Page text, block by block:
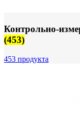
Контрольно-
(453)
453 продукта